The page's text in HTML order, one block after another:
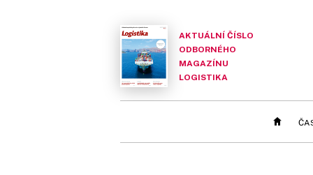
AKTUÁLNÍ ČÍSLO
ODBORNÉHO
MAGAZÍNU
LOGISTIKA